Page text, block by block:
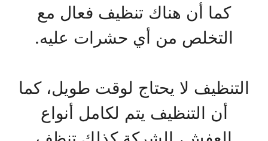
كما أن هناك تنظيف فعال مع
التخلص من أي حشرات عليه.
التنظيف لا يحتاج لوقت طويل، كما
أن التنظيف يتم لكامل أنواع